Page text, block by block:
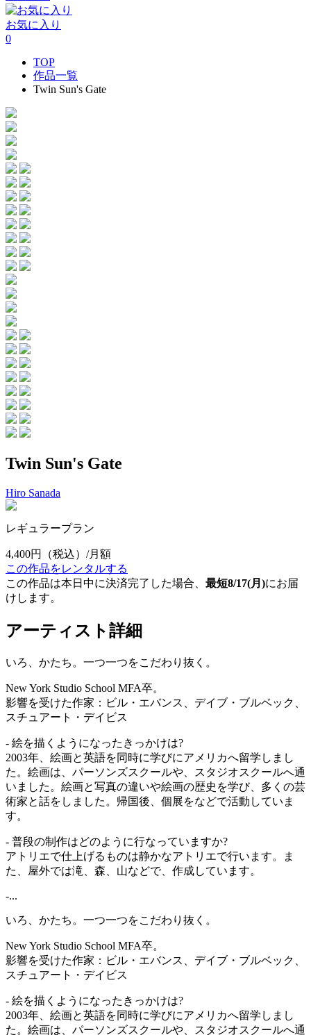
お気に入り
0
TOP
作品一覧
Twin Sun's Gate
Twin Sun's Gate
Hiro Sanada
レギュラープラン
4,400円
（税込）/月額
この作品をレンタルする
この作品は本日中に決済完了した場合、 最短8/17(月)にお届
けします。
アーティスト詳細
いろ、かたち。一つ一つをこだわり抜く。
New York Studio School MFA卒。
影響を受けた作家：ビル・エバンス、デイブ・ブルベック、
スチュアート・デイビス
- 絵を描くようになったきっかけは?
2003年、絵画と英語を同時に学びにアメリカへ留学しまし
た。絵画は、パーソンズスクールや、スタジオスクールへ通
いました。絵画と写真の違いや絵画の歴史を学び、多くの芸
術家と話をしました。帰国後、個展をなどで活動していま
す。
- 普段の制作はどのように行なっていますか?
アトリエで仕上げるものは静かなアトリエで行います。ま
た、屋外では滝、森、山などで、作成しています。
-...
いろ、かたち。一つ一つをこだわり抜く。
New York Studio School MFA卒。
影響を受けた作家：ビル・エバンス、デイブ・ブルベック、
スチュアート・デイビス
- 絵を描くようになったきっかけは?
2003年、絵画と英語を同時に学びにアメリカへ留学しまし
た。絵画は、パーソンズスクールや、スタジオスクールへ通